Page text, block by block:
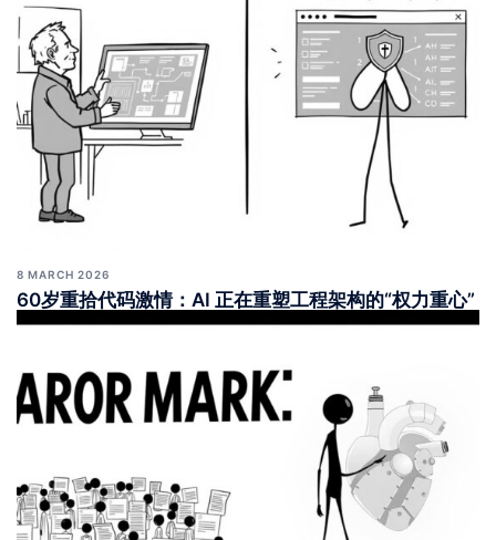
8 MARCH 2026
60岁重拾代码激情：AI 正在重塑工程架构的“权力重心”